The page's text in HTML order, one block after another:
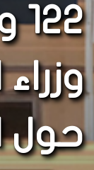
حول